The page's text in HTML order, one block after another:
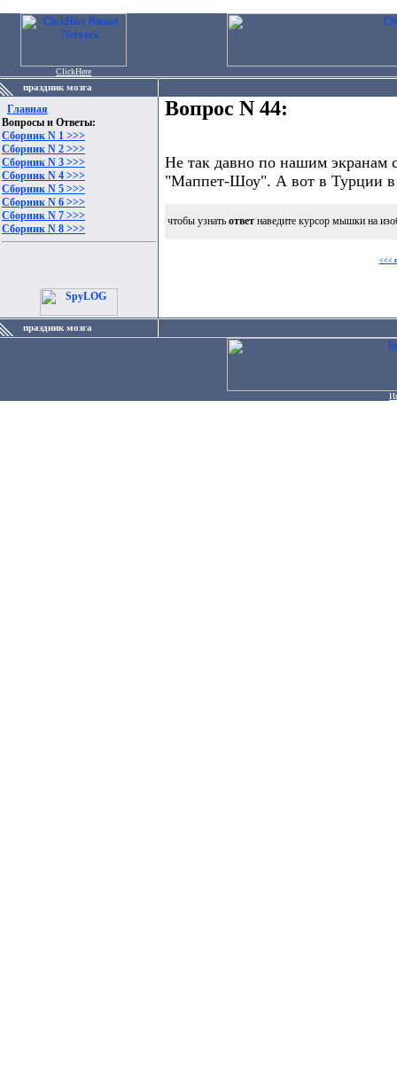
ClickHere
праздник мозга
Главная
Вопросы и Ответы:
Сборник N 1 >>>
Сборник N 2 >>>
Сборник N 3 >>>
Сборник N 4 >>>
Сборник N 5 >>>
Сборник N 6 >>>
Сборник N 7 >>>
Сборник N 8 >>>
Вопрос N 44:
Не так давно по нашим экранам
"Маппет-Шоу". А вот в Турции в
чтобы узнать ответ наведите курсор мышки на
<<<
праздник мозга